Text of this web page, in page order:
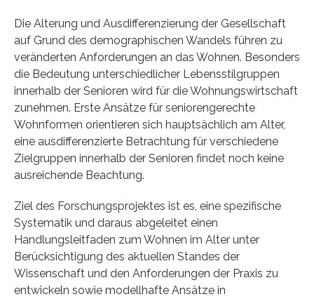
Die Alterung und Ausdifferenzierung der Gesellschaft
auf Grund des demographischen Wandels führen zu
veränderten Anforderungen an das Wohnen. Besonders
die Bedeutung unterschiedlicher Lebensstilgruppen
innerhalb der Senioren wird für die Wohnungswirtschaft
zunehmen. Erste Ansätze für seniorengerechte
Wohnformen orientieren sich hauptsächlich am Alter,
eine ausdifferenzierte Betrachtung für verschiedene
Zielgruppen innerhalb der Senioren findet noch keine
ausreichende Beachtung.
Ziel des Forschungsprojektes ist es, eine spezifische
Systematik und daraus abgeleitet einen
Handlungsleitfaden zum Wohnen im Alter unter
Berücksichtigung des aktuellen Standes der
Wissenschaft und den Anforderungen der Praxis zu
entwickeln sowie modellhafte Ansätze in